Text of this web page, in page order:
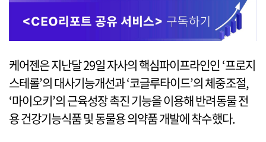
케어젠은 지난달 29일 자사의 핵심파이프라인인 ‘프로지
스테롤’의 대사기능개선과 ‘코글루타이드’의 체중조절,
‘마이오키’의 근육성장 촉진 기능을 이용해 반려동물 전
용 건강기능식품 및 동물용 의약품 개발에 착수했다.